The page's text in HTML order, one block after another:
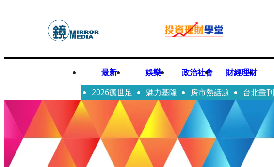
最新 娛樂 政治社會 財經理財
2026瘋世足
魅力基隆 房市熱話題 台北畫刊